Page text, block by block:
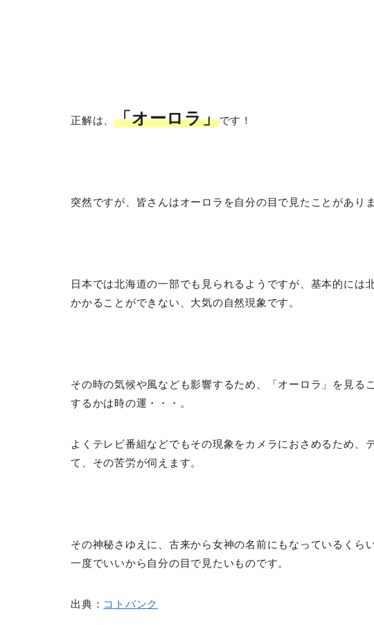
正解は、「オーロラ」です！
突然ですが、皆さんはオーロラを自分の目で見たことがあり
日本では北海道の一部でも見られるようですが、基本的には
かかることができない、大気の自然現象です。
その時の気候や風なども影響するため、「オーロラ」を見る
するかは時の運・・・。
よくテレビ番組などでもその現象をカメラにおさめるため、
て、その苦労が伺えます。
その神秘さゆえに、古来から女神の名前にもなっているくら
一度でいいから自分の目で見たいものです。
出典： コトバンク